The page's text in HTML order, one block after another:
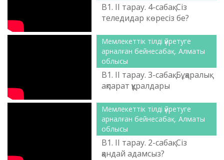
B1. ІІ тарау. 4-сабақ. Сіз
теледидар көресіз бе?
Мемлекеттік тілді үйретуге
арналған бейнесабақ. Алматы
облысы
B1. ІІ тарау. 3-сабақ. Бұқаралық
ақпарат құралдары
Мемлекеттік тілді үйретуге
арналған бейнесабақ. Алматы
облысы
B1. ІІ тарау. 2-сабақ. Сіз
қандай адамсыз?